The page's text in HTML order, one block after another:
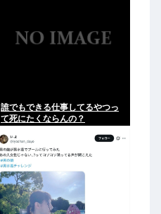
誰でもできる仕事してるやつっ
て死にたくならんの？